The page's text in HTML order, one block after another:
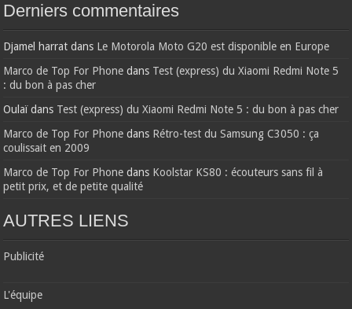
Derniers commentaires
Djamel harrat dans Le Motorola Moto G20 est disponible en Europe
Marco de Top For Phone dans Test (express) du Xiaomi Redmi Note 5
: du bon à pas cher
Oulaïdans Test (express) du Xiaomi Redmi Note 5 : du bon à pas cher
Marco de Top For Phone dans Rétro-test du Samsung C3050 : ça
coulissait en 2009
Marco de Top For Phone dans Koolstar KS80 : écouteurs sans fil à
petit prix, et de petite qualité
AUTRES LIENS
Publicité
L'équipe